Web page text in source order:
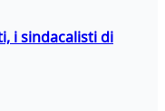
i sindacalisti di